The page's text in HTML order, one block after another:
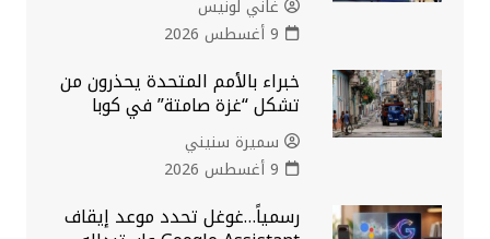
غاني لونيس
9 أغسطس 2026
خبراء بالأمم المتحدة يحذرون من
تشكل “غزة صامتة” في كوبا
سميرة سنيني
9 أغسطس 2026
رسمياً…غوغل تحدد موعد إيقاف